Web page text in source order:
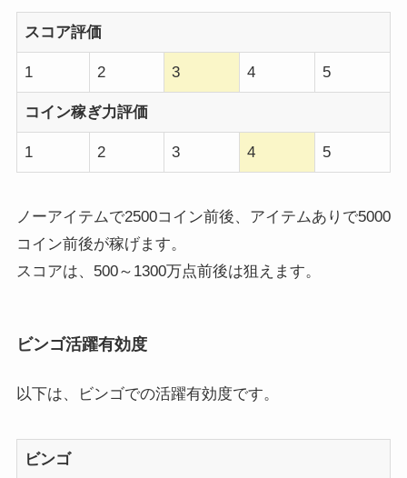
スコア評価
1 2 3 4 5
コイン稼ぎ力評価
1 2 3 4 5
ノーアイテムで2500コイン前後、アイテムありで5000
コイン前後が稼げます。
スコアは、500～1300万点前後は狙えます。
ビンゴ活躍有効度
以下は、ビンゴでの活躍有効度です。
ビンゴ